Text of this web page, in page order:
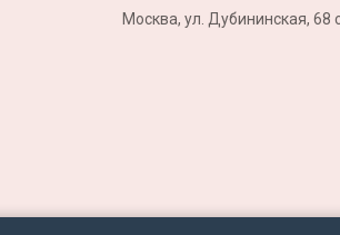
Москва, ул. Дубининская, 68